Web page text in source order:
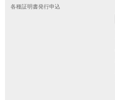
各種証明書発行申込